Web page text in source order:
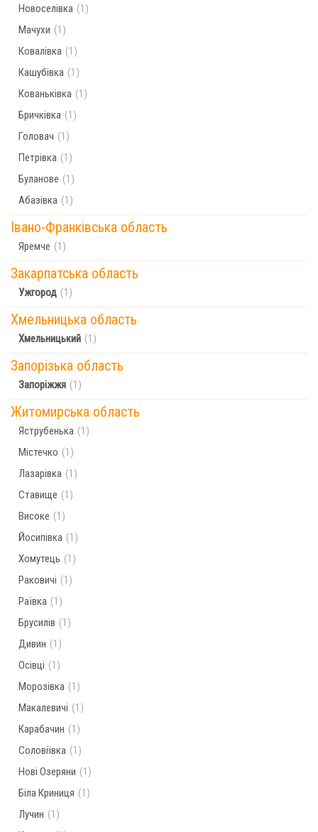
Новоселівка (1)
Мачухи (1)
Ковалівка (1)
Кашубівка (1)
Кованьківка (1)
Бричківка (1)
Головач (1)
Петрівка (1)
Буланове (1)
Абазівка (1)
Івано-Франківська область
Яремче (1)
Закарпатська область
Ужгород (1)
Хмельницька область
Хмельницький (1)
Запорізька область
Запоріжжя (1)
Житомирська область
Яструбенька (1)
Містечко (1)
Лазарівка (1)
Ставище (1)
Високе (1)
Йосипівка (1)
Хомутець (1)
Раковичі (1)
Раївка (1)
Брусилів (1)
Дивин (1)
Осівці (1)
Морозівка (1)
Макалевичі (1)
Карабачин (1)
Соловіївка (1)
Нові Озеряни (1)
Біла Криниця (1)
Лучин (1)